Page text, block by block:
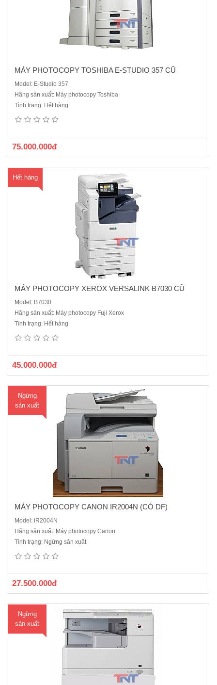
MÁY PHOTOCOPY TOSHIBA E-STUDIO 357 CŨ
Model: E-Studio 357
Hãng sản xuất: Máy photocopy Toshiba
Tình trạng: Hết hàng
75.000.000đ
Hết hàng
Máy photo Xerox VersaLink B7030 cũ là dòng máy đa chức năng có
Vật tư thay thế sẵn hàng trên thị trường.Chức năng :Photocopy - In
MÁY PHOTOCOPY XEROX VERSALINK B7030 CŨ
Model: B7030
Hãng sản xuất: Máy photocopy Fuji Xerox
Tình trạng: Hết hàng
45.000.000đ
Ngừng
sản xuất
Máy photocopy Canon iR2004N được thiết kế phù hợp với nhu cầu
có thể kết nối với máy tính hay điện thoại di động trên cùng một mạng
MÁY PHOTOCOPY CANON IR2004N (CÓ DF)
Model: iR2004N
Hãng sản xuất: Máy photocopy Canon
Tình trạng: Ngừng sản xuất
27.500.000đ
Ngừng
sản xuất
Máy photocopy Canon iR2520w dòng máy đa chứng năng (copy, in
bản sao điện tử so le, ngang dọc,sao chụp thẻ ID, sao chụp kết hợp 2